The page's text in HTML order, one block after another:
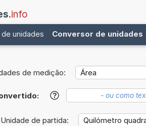
.info
unidades Conversor de unidades
de medição:
?
Unidade de partida: